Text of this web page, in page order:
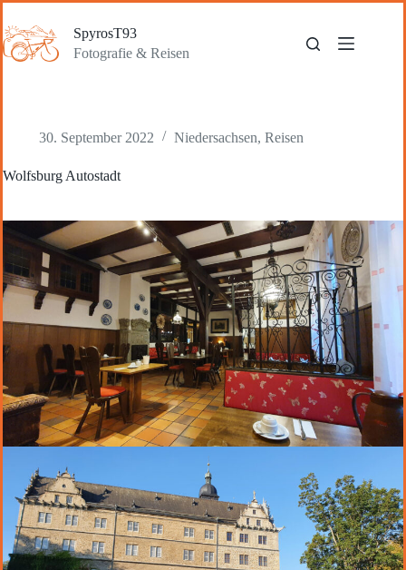
Inhalt
springen
SpyrosT93
Fotografie & Reisen
30. September 2022 Niedersachsen, Reisen
Wolfsburg Autostadt